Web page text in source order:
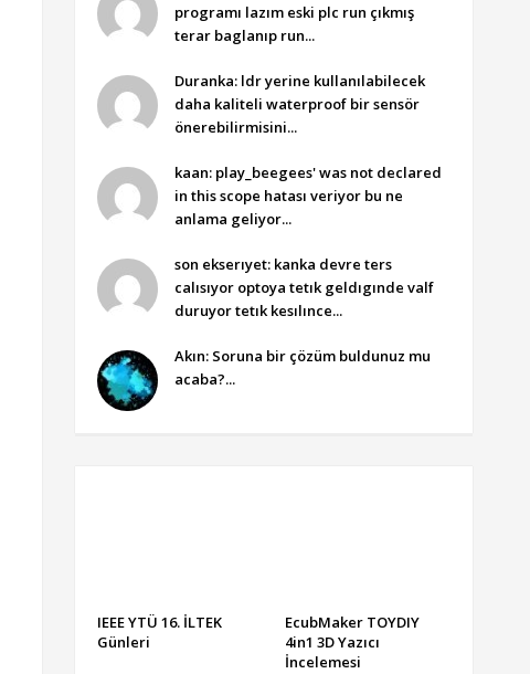
programı lazım eski plc run çıkmış
terar baglanıp run...
Duranka: ldr yerine kullanılabilecek
daha kaliteli waterproof bir sensör
önerebilirmisini...
kaan: play_beegees' was not declared
in this scope hatası veriyor bu ne
anlama geliyor...
son ekserıyet: kanka devre ters
calısıyor optoya tetık geldıgınde valf
duruyor tetık kesılınce...
Akın: Soruna bir çözüm buldunuz mu
acaba?...
IEEE YTÜ 16. İLTEK
Günleri
EcubMaker TOYDIY
4in1 3D Yazıcı
İncelemesi